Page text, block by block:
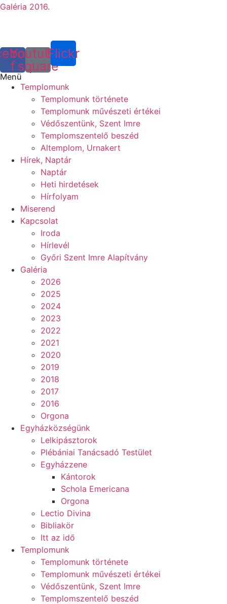
Galéria 2016.
f
Youtube-
square
Flickr
Menü
Templomunk
Templomunk története
Templomunk művészeti értékei
Védőszentünk, Szent Imre
Templomszentelő beszéd
Altemplom, Urnakert
Hírek, Naptár
Naptár
Heti hirdetések
Hírfolyam
Miserend
Kapcsolat
Iroda
Hírlevél
Győri Szent Imre Alapítvány
Galéria
2026
2025
2024
2023
2022
2021
2020
2019
2018
2017
2016
Orgona
Egyházközségünk
Lelkipásztorok
Plébániai Tanácsadó Testület
Egyházzene
Kántorok
Schola Emericana
Orgona
Lectio Divina
Bibliakör
Itt az idő
Templomunk
Templomunk története
Templomunk művészeti értékei
Védőszentünk, Szent Imre
Templomszentelő beszéd